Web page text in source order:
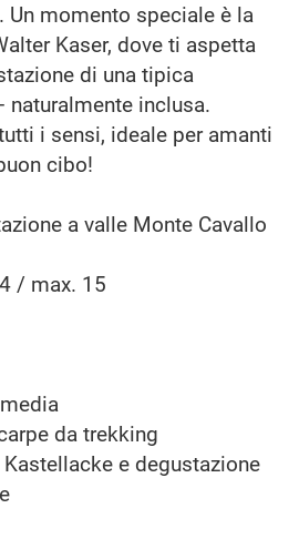
Un momento speciale è la
Kaser, dove ti aspetta
di una tipica
naturalmente inclusa.
i sensi, ideale per amanti
cibo!
a valle Monte Cavallo
/ max. 15
da trekking
e degustazione